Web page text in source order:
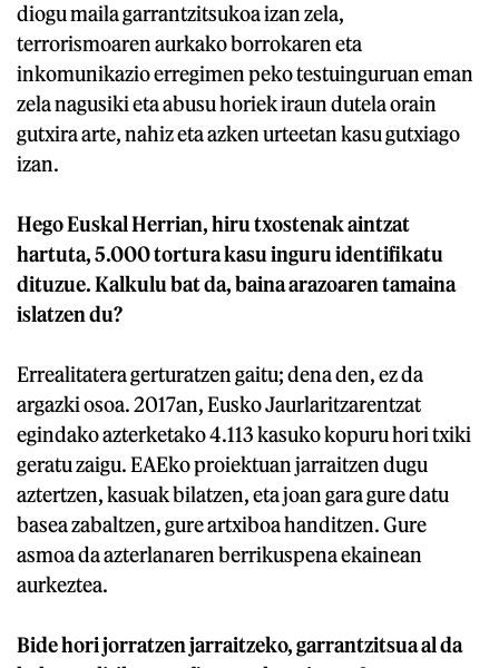
diogu maila garrantzitsukoa izan zela,
terrorismoaren aurkako borrokaren eta
inkomunikazio erregimen peko testuinguruan eman
zela nagusiki eta abusu horiek iraun dutela orain
gutxira arte, nahiz eta azken urteetan kasu gutxiago
izan.
Hego Euskal Herrian, hiru txostenak aintzat
hartuta, 5.000 tortura kasu inguru identifikatu
dituzue. Kalkulu bat da, baina arazoaren tamaina
islatzen du?
Errealitatera gerturatzen gaitu; dena den, ez da
argazki osoa. 2017an, Eusko Jaurlaritzarentzat
egindako azterketako 4.113 kasuko kopuru hori txiki
geratu zaigu. EAEko proiektuan jarraitzen dugu
aztertzen, kasuak bilatzen, eta joan gara gure datu
basea zabaltzen, gure artxiboa handitzen. Gure
asmoa da azterlanaren berrikuspena ekainean
aurkeztea.
Bide hori jorratzen jarraitzeko, garrantzitsua al da